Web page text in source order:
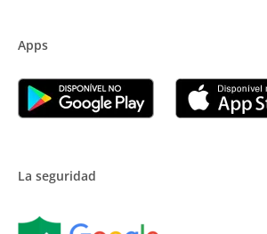
Apps
La seguridad